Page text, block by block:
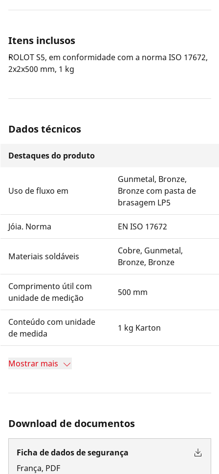
Itens inclusos
ROLOT S5, em conformidade com a norma ISO 17672,
2x2x500 mm, 1 kg
Dados técnicos
Destaques do produto
Uso de fluxo em
Gunmetal, Bronze,
Bronze com pasta de
brasagem LP5
Jóia. Norma EN ISO 17672
Materiais soldáveis
Cobre, Gunmetal,
Bronze, Bronze
Comprimento útil com
unidade de medição
500 mm
Conteúdo com unidade
de medida
1 kg Karton
Mostrar mais
Download de documentos
Ficha de dados de segurança
França, PDF